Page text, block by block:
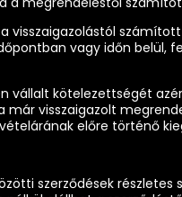
visszaigazolástól
vagy időn belül,
vállalt kötelezettségét
már visszaigazolt
előre történő
szerződések